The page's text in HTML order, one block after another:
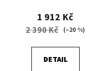
1 912 Kč
2 390 Kč (–20 %)
DETAIL